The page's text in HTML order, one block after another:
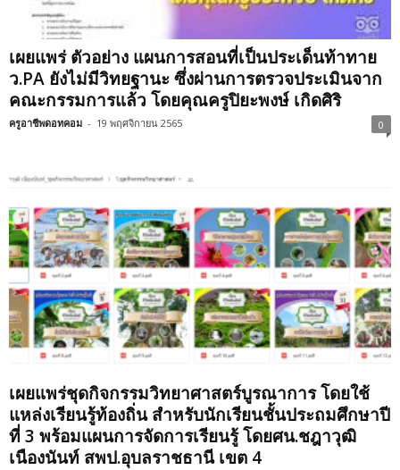
เผยแพร่ ตัวอย่าง แผนการสอนที่เป็นประเด็นท้าทาย
ว.PA ยังไม่มีวิทยฐานะ ซึ่งผ่านการตรวจประเมินจาก
คณะกรรมการแล้ว โดยคุณครูปิยะพงษ์ เกิดศิริ
ครูอาชีพดอทคอม - 19 พฤศจิกายน 2565 0
เผยแพร่ชุดกิจกรรมวิทยาศาสตร์บูรณาการ โดยใช้
แหล่งเรียนรู้ท้องถิ่น สำหรับนักเรียนชั้นประถมศึกษาปี
ที่ 3 พร้อมแผนการจัดการเรียนรู้ โดยศน.ชฎาวุฒิ
เนืองนันท์ สพป.อุบลราชธานี เขต 4